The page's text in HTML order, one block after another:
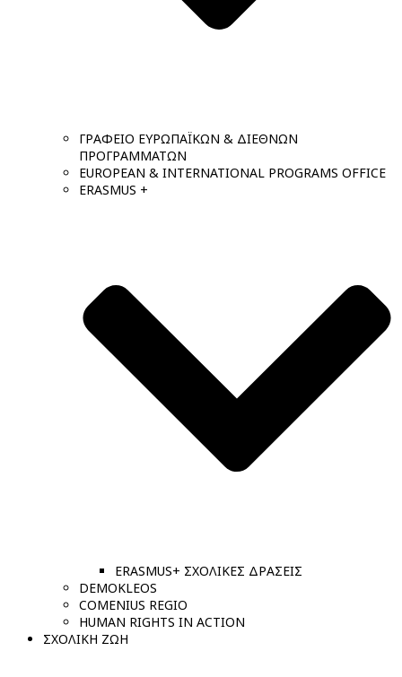
ΓΡΑΦΕΙΟ ΕΥΡΩΠΑΪΚΩΝ & ΔΙΕΘΝΩΝ
ΠΡΟΓΡΑΜΜΑΤΩΝ
EUROPEAN & INTERNATIONAL PROGRAMS OFFICE
ERASMUS +
ERASMUS+ ΣΧΟΛΙΚΕΣ ΔΡΑΣΕΙΣ
DEMOKLEOS
COMENIUS REGIO
HUMAN RIGHTS IN ACTION
ΣΧΟΛΙΚΗ ΖΩΗ